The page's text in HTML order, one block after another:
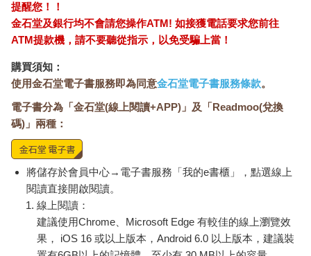
日後，吳依光獨自回到銀樓，詢問是否能再看一看那只玫瑰金戒
指。銷售小姐是同一位，照樣梳著一絲碎髮也沒有的完美包頭。
她認出了吳依光，抿嘴一笑，說，吳小姐，我就有預感，妳會回
了母親的意思，戒指是好看的，但不適合她。
她還是摘下戒指，跟小姐說，結帳，刷信用卡。
婚宴那晚，吳依光笑臉盈盈地端著喜糖，跟謝維哲一齊目送賓客
離場，謝維哲的父親喝了好多杯，他給妻子攙著，走近兩人，拍
拍謝維哲的肩膀，說，你要好好對人家。語訖，他打了一個嗝，
吳依光聞到腐壞的氣味，謝維哲的舅舅跑過來，從另一側握著姊
夫的臂膀，他要謝維哲別擔心，自己一滴都沒沾，他會將姊姊、
姊夫送回家。謝維哲鞠躬致謝。吳依光視線一抬，找著了母親，
一位婦人圈著母親的手腕，不知道在說什麼，母親掩著嘴，眼睛
笑成細細的月牙。母親沒有看到方才那一幕，吳依光的心頭一
輕，說不上理由，她覺得自己有責任保護謝維哲與他的家人，免
於母親的檢視。吳依光是被母親看著長大的，她比誰都清楚那有
提醒您！！
金石堂及銀行均不會請您操作ATM! 如接獲電話要求您前往
ATM提款機，請不要聽從指示，以免受騙上當！
購買須知：
使用金石堂電子書服務即為同意金石堂電子書服務條款。
電子書分為「金石堂(線上閱讀+APP)」及「Readmoo(兌換
碼)」兩種：
將儲存於會員中心→電子書服務「我的e書櫃」，點選線上
閱讀直接開啟閱讀。
線上閱讀：
建議使用Chrome、Microsoft Edge 有較佳的線上瀏覽效
果， iOS 16 或以上版本，Android 6.0 以上版本，建議裝